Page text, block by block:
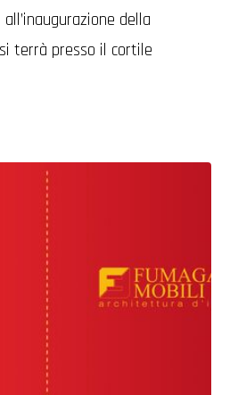
della
terrà presso il cortile